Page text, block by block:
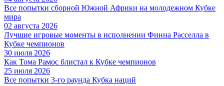
Все попытки сборной Южной Африки на молодежном Кубке
мира
02 августа 2026
Лучшие игровые моменты в исполнении Финна Расселла в
Кубке чемпионов
30 июля 2026
Как Тома Рамос блистал к Кубке чемпионов
25 июля 2026
Все попытки 3-го раунда Кубка наций